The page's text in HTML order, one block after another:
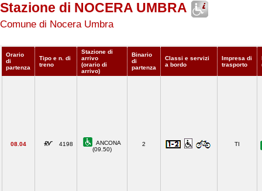
Stazione di NOCERA UMBRA
Comune di Nocera Umbra
Orario
di
partenza
Tipo e n. di
treno
Stazione di
arrivo
(orario di
arrivo)
Binario
di
partenza
Classi e servizi
a bordo
Impresa di
trasporto
08.04 4198
ANCONA
(09.50)
2 TI